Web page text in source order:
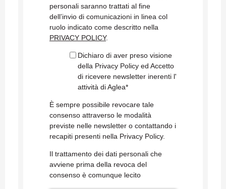
personali saranno trattati al fine
dell’invio di comunicazioni in linea col
ruolo indicato come descritto nella
PRIVACY POLICY.
Dichiaro di aver preso visione
della Privacy Policy ed Accetto
di ricevere newsletter inerenti l'
attività di Aglea*
È sempre possibile revocare tale
consenso attraverso le modalità
previste nelle newsletter o contattando i
recapiti presenti nella Privacy Policy.
Il trattamento dei dati personali che
avviene prima della revoca del
consenso è comunque lecito